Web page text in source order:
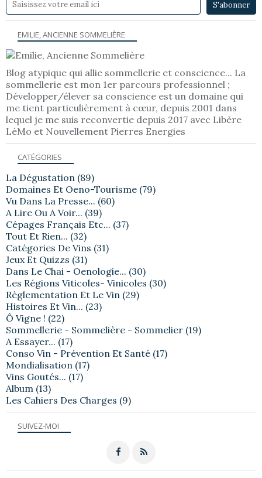
SUIVEZ-MOI
EMILIE, ANCIENNE SOMMELIÈRE
Blog atypique qui allie sommellerie et conscience... La
sommellerie est mon 1er parcours professionnel ;
Développer/élever sa conscience est un domaine qui
me tient particulièrement à cœur, depuis 2001 dans
lequel je me suis reconvertie depuis 2017 avec Libère
LèMo et Nouvellement Pierres Energies
CATÉGORIES
La Dégustation (89)
Domaines Et Oeno-Tourisme (79)
Vu Dans La Presse... (60)
A Lire Ou A Voir... (39)
Cépages Français Etc... (37)
Tout Et Rien... (32)
Catégories De Vins (31)
Jeux Et Quizzs (31)
Dans Le Chai - Oenologie... (30)
Les Régions Viticoles- Vinicoles (30)
Règlementation Et Le Vin (29)
Histoires Et Vin... (23)
Ô Vigne ! (22)
Sommellerie - Sommelière - Sommelier (19)
A Essayer... (17)
Conso Vin - Prévention Et Santé (17)
Mondialisation (17)
Vins Goutés... (17)
Album (13)
Les Cahiers Des Charges (9)